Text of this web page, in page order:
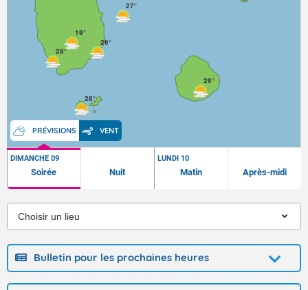
PRÉVISIONS VENT
28°
26°
19°
28°
28°
27°
DIMANCHE 09
Soirée Nuit
LUNDI 10
Matin Après-midi
Bulletin pour les prochaines heures